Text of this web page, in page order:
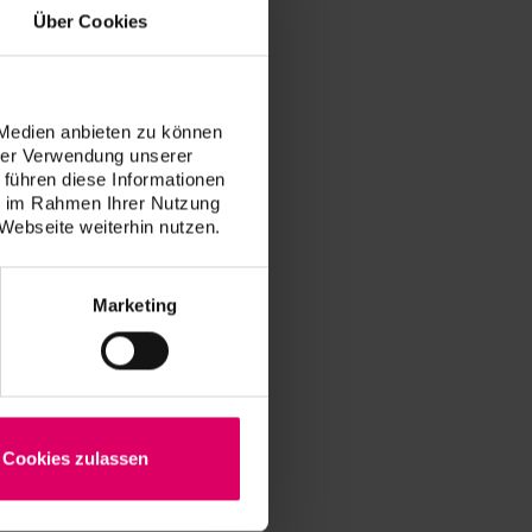
Über Cookies
anbieten zu können
Verwendung unserer
diese Informationen
Rahmen Ihrer Nutzung
weiterhin nutzen.
Marketing
Cookies zulassen